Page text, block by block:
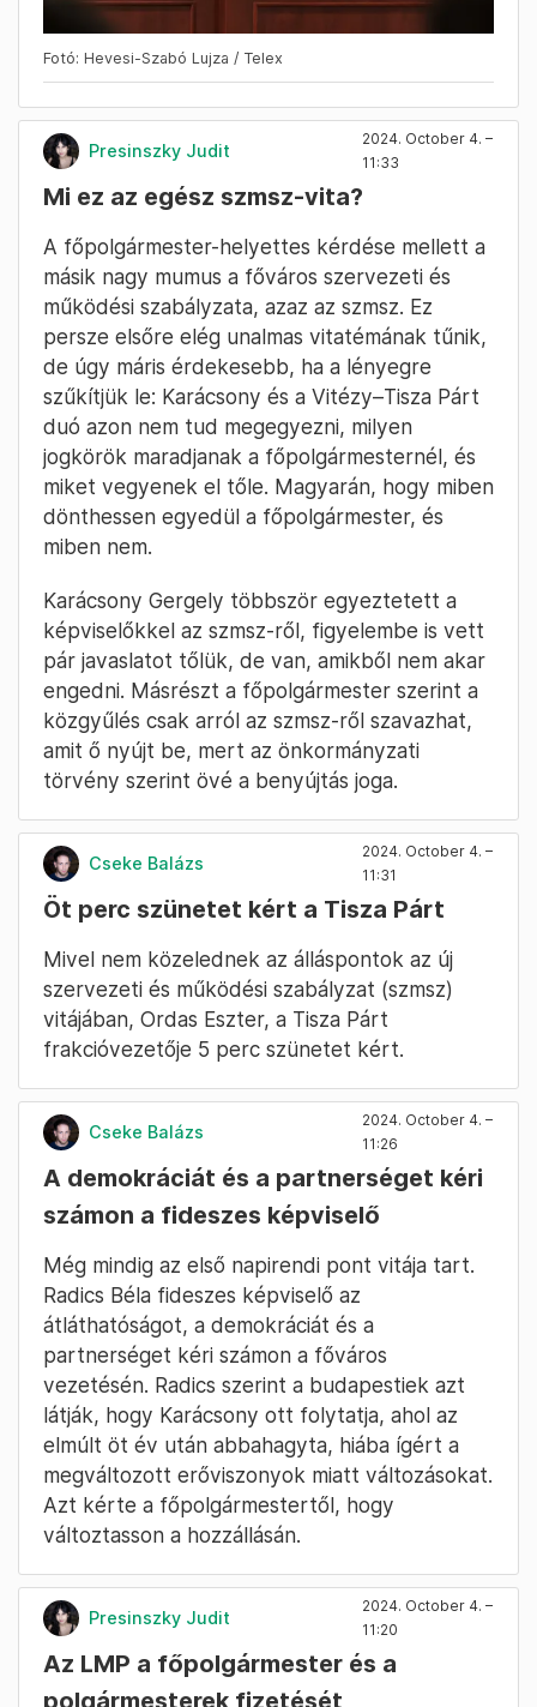
Fotó: Hevesi-Szabó Lujza / Telex
Presinszky Judit
2024. October 4. –
11:33
Mi ez az egész szmsz-vita?
A főpolgármester-helyettes kérdése mellett a
másik nagy mumus a főváros szervezeti és
működési szabályzata, azaz az szmsz. Ez
persze elsőre elég unalmas vitatémának tűnik,
de úgy máris érdekesebb, ha a lényegre
szűkítjük le: Karácsony és a Vitézy–Tisza Párt
duó azon nem tud megegyezni, milyen
jogkörök maradjanak a főpolgármesternél, és
miket vegyenek el tőle. Magyarán, hogy miben
dönthessen egyedül a főpolgármester, és
miben nem.
Karácsony Gergely többször egyeztetett a
képviselőkkel az szmsz-ről, figyelembe is vett
pár javaslatot tőlük, de van, amikből nem akar
engedni. Másrészt a főpolgármester szerint a
közgyűlés csak arról az szmsz-ről szavazhat,
amit ő nyújt be, mert az önkormányzati
törvény szerint övé a benyújtás joga.
Cseke Balázs
2024. October 4. –
11:31
Öt perc szünetet kért a Tisza Párt
Mivel nem közelednek az álláspontok az új
szervezeti és működési szabályzat (szmsz)
vitájában, Ordas Eszter, a Tisza Párt
frakcióvezetője 5 perc szünetet kért.
Cseke Balázs
2024. October 4. –
11:26
A demokráciát és a partnerséget kéri
számon a fideszes képviselő
Még mindig az első napirendi pont vitája tart.
Radics Béla fideszes képviselő az
átláthatóságot, a demokráciát és a
partnerséget kéri számon a főváros
vezetésén. Radics szerint a budapestiek azt
látják, hogy Karácsony ott folytatja, ahol az
elmúlt öt év után abbahagyta, hiába ígért a
megváltozott erőviszonyok miatt változásokat.
Azt kérte a főpolgármestertől, hogy
változtasson a hozzállásán.
Presinszky Judit
2024. October 4. –
11:20
Az LMP a főpolgármester és a
polgármesterek fizetését